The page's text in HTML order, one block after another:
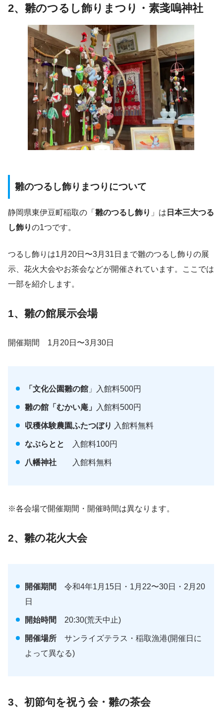
2、 雛のつるし飾りまつり・素戔嗚神社
雛のつるし飾りまつりについて
静岡県東伊豆町稲取の「 雛のつるし飾り 」は 日本三大つる
し飾りの1つです。
つるし飾りは1月20日〜3月31日まで雛のつるし飾りの展
示、花火大会やお茶会などが開催されています。ここでは
一部を紹介します。
1、雛の館展示会場
開催期間 1月20日〜3月30日
「文化公園雛の館 」入館料500円
雛の館「むかい庵」 入館料500円
収穫体験農園ふたつぼり 入館料無料
なぶらとと 入館料100円
八幡神社 入館料無料
※各会場で開催期間・開催時間は異なります。
2、雛の花火大会
開催期間
令和4年1月15日・1月22〜30日・2月20
日
開始時間 20:30(荒天中止)
開催場所 サンライズテラス・稲取漁港(開催日に
よって異なる)
3、初節句を祝う会・雛の茶会